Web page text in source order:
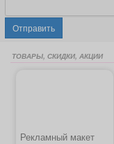
Отправить
ТОВАРЫ, СКИДКИ, АКЦИИ
Рекламный макет